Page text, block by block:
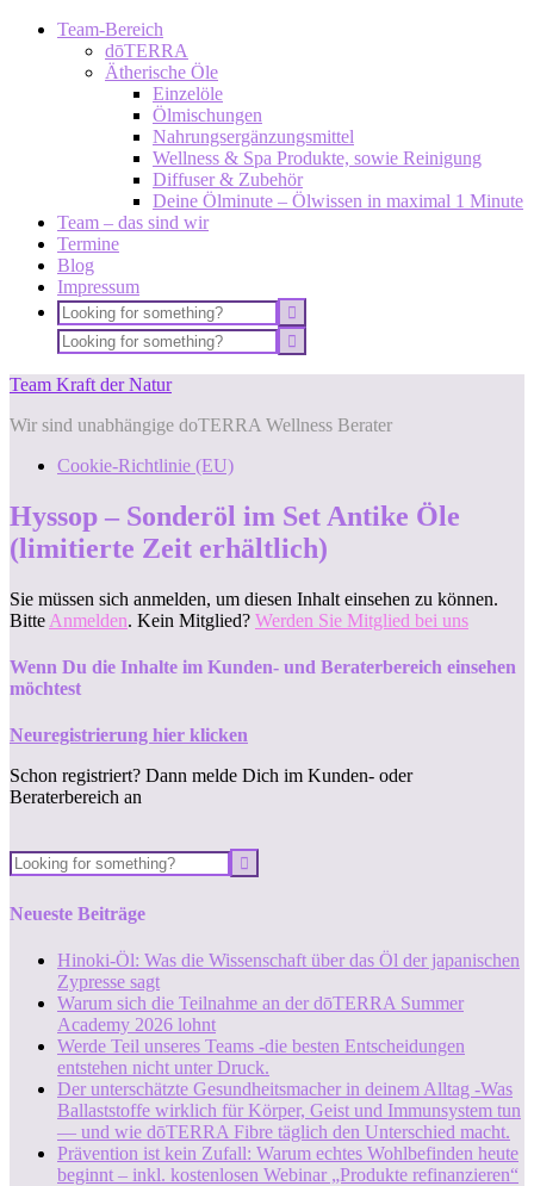
Team-Bereich
dōTERRA
Ätherische Öle
Einzelöle
Ölmischungen
Nahrungsergänzungsmittel
Wellness & Spa Produkte, sowie Reinigung
Diffuser & Zubehör
Deine Ölminute – Ölwissen in maximal 1 Minute
Team – das sind wir
Termine
Blog
Impressum
Team Kraft der Natur
Wir sind unabhängige doTERRA Wellness Berater
Cookie-Richtlinie (EU)
Hyssop – Sonderöl im Set Antike Öle
(limitierte Zeit erhältlich)
Sie müssen sich anmelden, um diesen Inhalt einsehen zu können.
Bitte Anmelden. Kein Mitglied? Werden Sie Mitglied bei uns
Wenn Du die Inhalte im Kunden- und Beraterbereich einsehen
möchtest
Neuregistrierung hier klicken
Schon registriert? Dann melde Dich im Kunden- oder
Beraterbereich an
Neueste Beiträge
Hinoki-Öl: Was die Wissenschaft über das Öl der japanischen
Zypresse sagt
Warum sich die Teilnahme an der dōTERRA Summer
Academy 2026 lohnt
Werde Teil unseres Teams -die besten Entscheidungen
entstehen nicht unter Druck.
Der unterschätzte Gesundheitsmacher in deinem Alltag -Was
Ballaststoffe wirklich für Körper, Geist und Immunsystem tun
— und wie dōTERRA Fibre täglich den Unterschied macht.
Prävention ist kein Zufall: Warum echtes Wohlbefinden heute
beginnt – inkl. kostenlosen Webinar „Produkte refinanzieren“